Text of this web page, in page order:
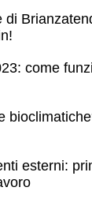
di
come
esterni: